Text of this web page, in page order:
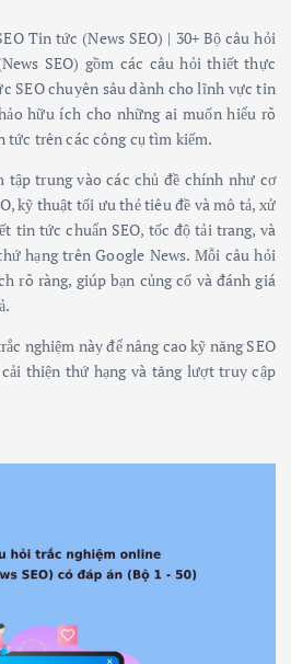
Tin tức (News SEO) | 30+ Bộ câu hỏi
SEO) gồm các câu hỏi thiết thực
SEO chuyên sâu dành cho lĩnh vực tin
hữu ích cho những ai muốn hiểu rõ
tức trên các công cụ tìm kiếm.
tập trung vào các chủ đề chính như cơ
kỹ thuật tối ưu thẻ tiêu đề và mô tả, xử
tin tức chuẩn SEO, tốc độ tải trang, và
hạng trên Google News. Mỗi câu hỏi
rõ ràng, giúp bạn củng cố và đánh giá
nghiệm này để nâng cao kỹ năng SEO
thiện thứ hạng và tăng lượt truy cập